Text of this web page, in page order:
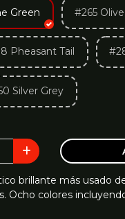
Green #265
Pheasant Tail
Silver Grey
brillante más usado
Ocho colores